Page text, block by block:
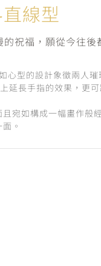
線型
祝福，願從今往後
心型的設計象徵兩人
延長手指的效果，更
宛如構成一幅畫作般
。